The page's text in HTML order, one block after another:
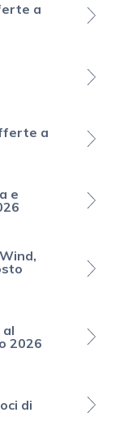
a
a
e
al
2026
di